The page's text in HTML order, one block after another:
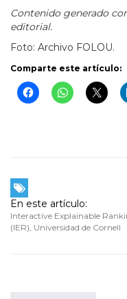
Contenido generado
editorial.
Foto: Archivo FOLOU.
Comparte este artículo:
En este artículo:
Interactive Explainable
(IER), Universidad de Cornell